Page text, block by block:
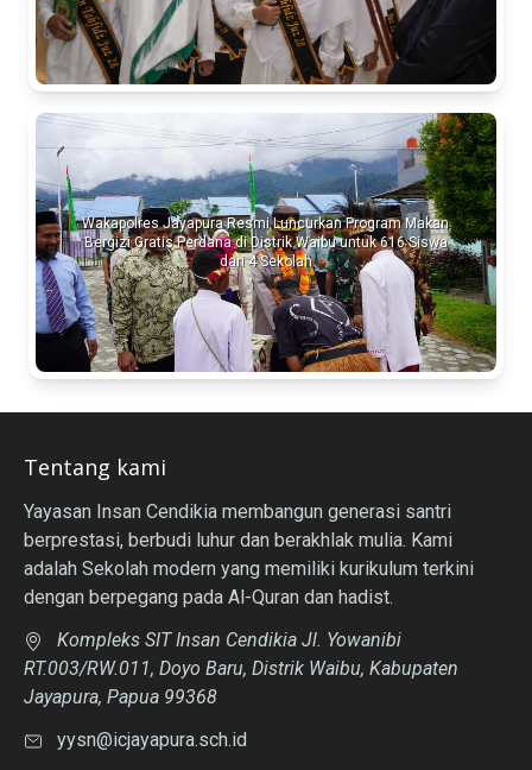
Wakapolres Jayapura Resmi Luncurkan Program Makan
Bergizi Gratis Perdana di Distrik Waibu untuk 616 Siswa
dari 4 Sekolah
Tentang kami
Yayasan Insan Cendikia membangun generasi santri
berprestasi, berbudi luhur dan berakhlak mulia. Kami
adalah Sekolah modern yang memiliki kurikulum terkini
dengan berpegang pada Al-Quran dan hadist.
Kompleks SIT Insan Cendikia Jl. Yowanibi
RT.003/RW.011, Doyo Baru, Distrik Waibu, Kabupaten
Jayapura, Papua 99368
yysn@icjayapura.sch.id